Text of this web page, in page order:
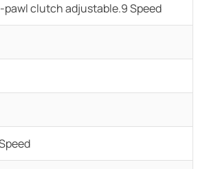
clutch adjustable.9 Speed